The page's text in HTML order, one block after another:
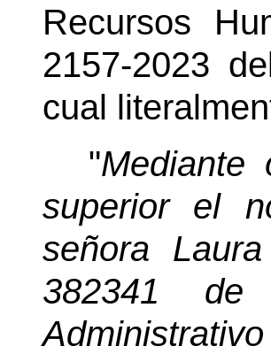
Recursos
2157-2023
cual
"Mediante
superior el
señora
382341 de